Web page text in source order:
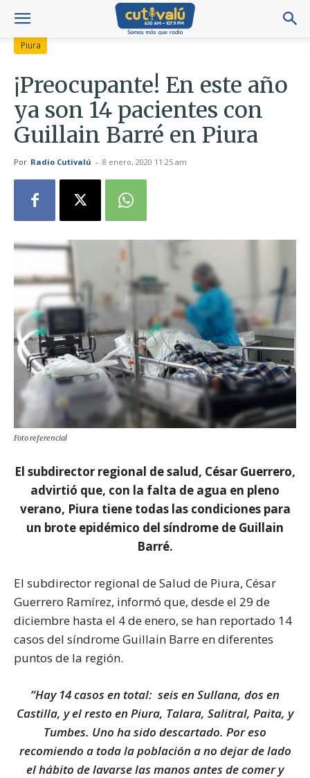
Piura
¡Preocupante! En este año
ya son 14 pacientes con
Guillain Barré en Piura
Por Radio Cutivalú - 8 enero, 2020 11:25 am
Foto referencial
El subdirector regional de salud, César Guerrero,
advirtió que, con la falta de agua en pleno
verano, Piura tiene todas las condiciones para
un brote epidémico del síndrome de Guillain
Barré.
El subdirector regional de Salud de Piura, César
Guerrero Ramírez, informó que, desde el 29 de
diciembre hasta el 4 de enero, se han reportado 14
casos del síndrome Guillain Barre en diferentes
puntos de la región.
“Hay 14 casos en total: seis en Sullana, dos en
Castilla, y el resto en Piura, Talara, Salitral, Paita, y
Tumbes. Uno ha sido descartado. Por eso
recomiendo a toda la población a no dejar de lado
el hábito de lavarse las manos antes de comer y